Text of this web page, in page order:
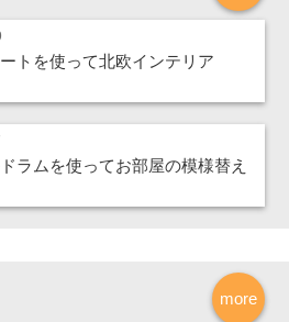
トを使って北欧インテリア
ラムを使ってお部屋の模様替え
more